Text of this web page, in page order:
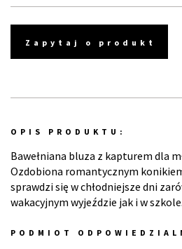
Zapytaj o produkt
OPIS PRODUKTU:
Bawełniana bluza z kapturem dla
Ozdobiona romantycznym
sprawdzi się w chłodniejsze dni
wakacyjnym wyjeździe jak i w szkole.
PODMIOT